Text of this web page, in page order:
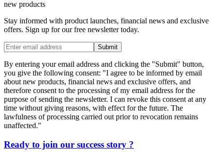
new products
Stay informed with product launches, financial news and exclusive
offers. Sign up for our free newsletter today.
Submit
By entering your email address and clicking the "Submit" button,
you give the following consent: "I agree to be informed by email
about new products, financial news and exclusive offers, and
therefore consent to the processing of my email address for the
purpose of sending the newsletter. I can revoke this consent at any
time without giving reasons, with effect for the future. The
lawfulness of processing carried out prior to revocation remains
unaffected."
Ready to join our success story ?